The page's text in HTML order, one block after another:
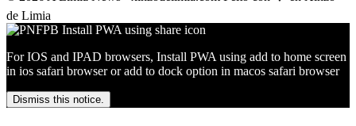
de Limia
For IOS and IPAD browsers, Install PWA using add to home screen
in ios safari browser or add to dock option in macos safari browser
Dismiss this notice.